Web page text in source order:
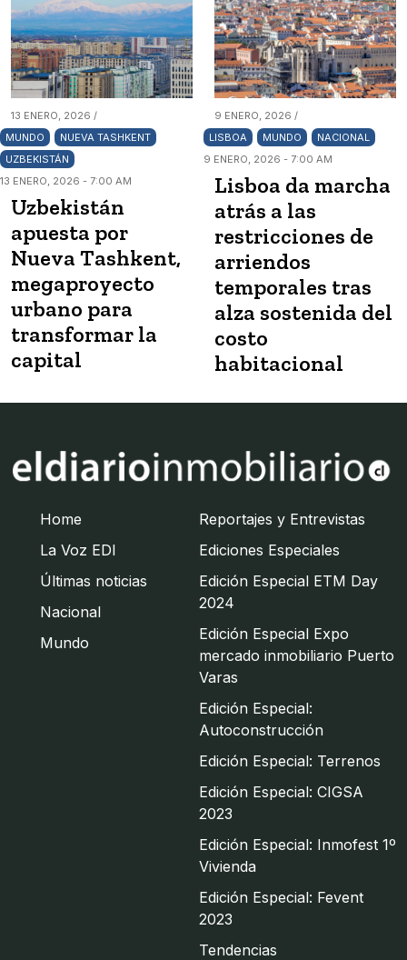
13 ENERO, 2026 /
MUNDO
NUEVA TASHKENT
UZBEKISTÁN
13 ENERO, 2026 - 7:00 AM
Uzbekistán
apuesta por
Nueva Tashkent,
megaproyecto
urbano para
transformar la
capital
9 ENERO, 2026 /
LISBOA
MUNDO
NACIONAL
9 ENERO, 2026 - 7:00 AM
Lisboa da marcha
atrás a las
restricciones de
arriendos
temporales tras
alza sostenida del
costo
habitacional
Home
La Voz EDI
Últimas noticias
Nacional
Mundo
Reportajes y Entrevistas
Ediciones Especiales
Edición Especial ETM Day
2024
Edición Especial Expo
mercado inmobiliario Puerto
Varas
Edición Especial:
Autoconstrucción
Edición Especial: Terrenos
Edición Especial: CIGSA
2023
Edición Especial: Inmofest 1º
Vivienda
Edición Especial: Fevent
2023
Tendencias